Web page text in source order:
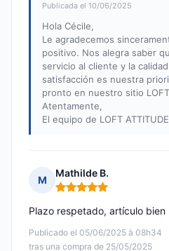
Publicada el 10/06/2025
Hola Cécile,
Le agradecemos
positivo. Nos alegra saber
servicio al cliente y la
satisfacción es nuestra
pronto en nuestro sitio LOFT
Atentamente,
El equipo de LOFT ATTITUDE
M
Mathilde B.
Nota: 5 de 5
Publicado el 05/06/2025 à 08h34
tras una compra de 25/05/2025
Plazo respetado, artículo